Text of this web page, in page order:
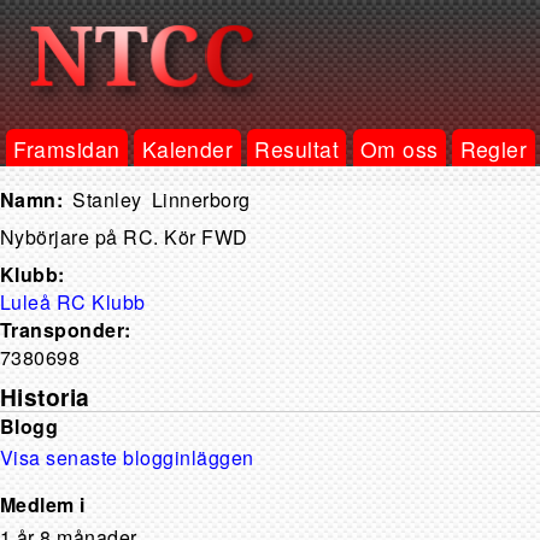
Framsidan Kalender Resultat Om oss Regler
Stanley Linnerborg
Nybörjare på RC. Kör FWD
Klubb:
Luleå RC Klubb
Transponder:
7380698
Historia
Blogg
Visa senaste blogginläggen
Medlem i